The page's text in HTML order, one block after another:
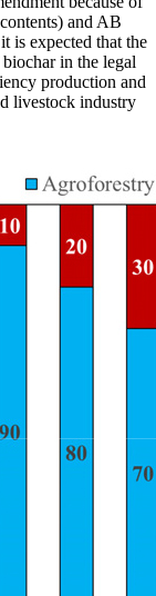
and AB
is expected that the
in the legal
production and
livestock industry